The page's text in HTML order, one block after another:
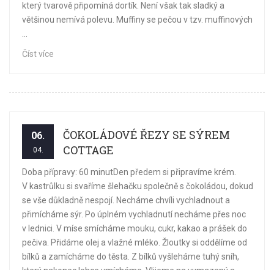
který tvarově připomíná dortík. Není však tak sladký a
většinou nemívá polevu. Muffiny se pečou v tzv. muffinových
Číst více
06.
04.
ČOKOLÁDOVÉ ŘEZY SE SÝREM
COTTAGE
Doba přípravy: 60 minutDen předem si připravíme krém.
V kastrůlku si svaříme šlehačku společně s čokoládou, dokud
se vše důkladně nespojí. Necháme chvíli vychladnout a
přimícháme sýr. Po úplném vychladnutí necháme přes noc
v lednici. V míse smícháme mouku, cukr, kakao a prášek do
pečiva. Přidáme olej a vlažné mléko. Žloutky si oddělíme od
bílků a zamícháme do těsta. Z bílků vyšleháme tuhý sníh,